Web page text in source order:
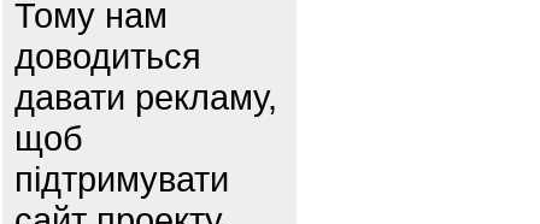
Тому нам
доводиться
давати рекламу,
щоб
підтримувати